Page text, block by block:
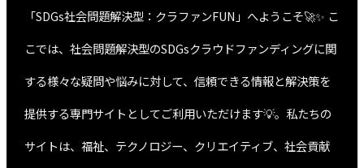
「SDGs社会問題解決型：クラファンFUN」へようこそ🚀✨ こ
こでは、社会問題解決型のSDGsクラウドファンディングに関
する様々な疑問や悩みに対して、信頼できる情報と解決策を
提供する専門サイトとしてご利用いただけます💡。私たちの
サイトは、福祉、テクノロジー、クリエイティブ、社会貢献